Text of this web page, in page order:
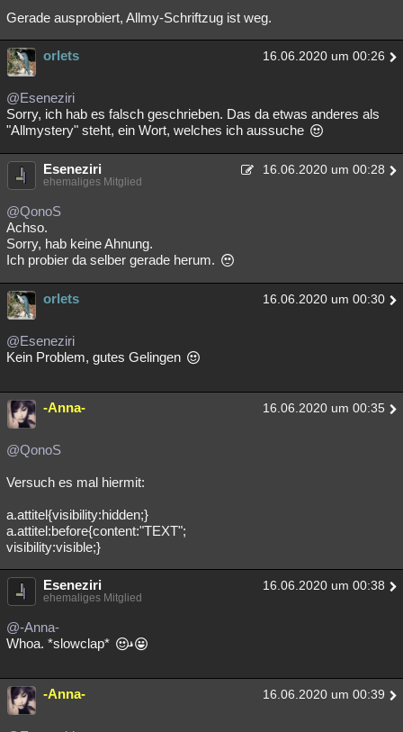
Gerade ausprobiert, Allmy-Schriftzug ist weg.
orlets 16.06.2020 um 00:26
@Eseneziri
Sorry, ich hab es falsch geschrieben. Das da etwas anderes als
"Allmystery" steht, ein Wort, welches ich aussuche
Eseneziri 16.06.2020 um 00:28
ehemaliges Mitglied
@QonoS
Achso.
Sorry, hab keine Ahnung.
Ich probier da selber gerade herum.
orlets 16.06.2020 um 00:30
@Eseneziri
Kein Problem, gutes Gelingen
-Anna- 16.06.2020 um 00:35
@QonoS
Versuch es mal hiermit:
a.attitel{visibility:hidden;}
a.attitel:before{content:"TEXT";
visibility:visible;}
Eseneziri 16.06.2020 um 00:38
ehemaliges Mitglied
@-Anna-
Whoa. *slowclap*
-Anna- 16.06.2020 um 00:39